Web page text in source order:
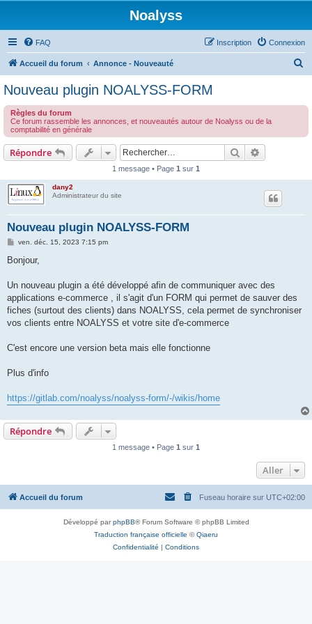
Noalyss
FAQ Connexion
Inscription
Accueil du forum Annonce - Nouveauté
h
r
Nouveau plugin NOALYSS-FORM
Règles du forum
Ce forum rassemble les annonces, et nouveautés autour de Noalyss ou de la
comptabilité en générale
Répondre Rechercher
1 message • Page 1 sur 1
dany2
Administrateur du site
Nouveau plugin NOALYSS-FORM
M
s
g
ven. déc. 15, 2023 7:15 pm
Bonjour,
Un nouveau plugin a été développé afin de communiquer avec des
applications e-commerce , il s'agit d'un FORM qui permet de sauver des
fiches (surtout des clients) dans NOALYSS, cela permet de synchroniser
vos clients entre NOALYSS et votre site d'e-commerce
C'est encore une version beta mais elle fonctionne
Plus d'info
https://gitlab.com/noalyss/noalyss-form/-/wikis/home
Répondre
1 message • Page 1 sur 1
Aller
Accueil du forum Fuseau horaire sur UTC+02:00
Développé parphpBB® Forum Software © phpBB Limited
Traduction française officielle ©Qiaeru
Confidentialité | Conditions